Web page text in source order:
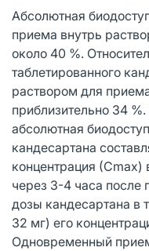
Абсолютная
приема внутрь
около 40 %.
таблетированного
раствором для
приблизительно 34
абсолютная
кандесартана
концентрация (Сmax)
через 3-4 часа после
дозы кандесартана в
32 мг) его
Одновременный